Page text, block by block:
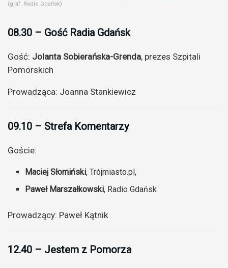
(graf. Radio Gdańsk)
08.30 – Gość Radia Gdańsk
Gość: Jolanta Sobierańska-Grenda, prezes Szpitali
Pomorskich
Prowadząca: Joanna Stankiewicz
09.10 – Strefa Komentarzy
Goście:
Maciej Słomiński, Trójmiasto.pl,
Paweł Marszałkowski, Radio Gdańsk
Prowadzący: Paweł Kątnik
12.40 – Jestem z Pomorza